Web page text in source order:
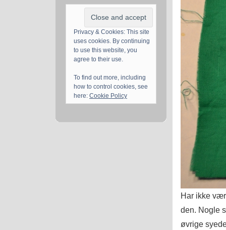
Privacy & Cookies: This site
uses cookies. By continuing
to use this website, you
agree to their use.
To find out more, including
how to control cookies, see
here: Cookie Policy
Har ikke
den. Nogle
øvrige